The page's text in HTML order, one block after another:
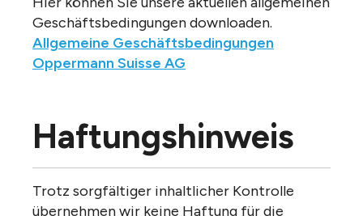
Geschäftsbedingungen downloaden.
Allgemeine Geschäftsbedingungen
Oppermann Suisse AG
Haftungshinweis
Trotz sorgfältiger inhaltlicher Kontrolle
übernehmen wir keine Haftung für die